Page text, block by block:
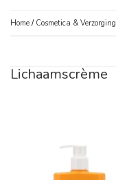
Home / Cosmetica & Verzorging
Lichaamscrème